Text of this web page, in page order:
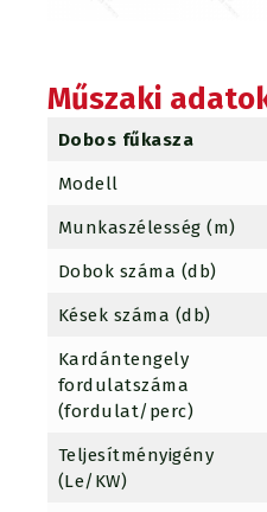
Műszaki
Dobos fűkasza
Modell
Munkaszélesség (m)
Dobok száma (db)
Kések száma (db)
Kardántengely
fordulatszáma
(fordulat/perc)
Teljesítményigény
(Le/KW)